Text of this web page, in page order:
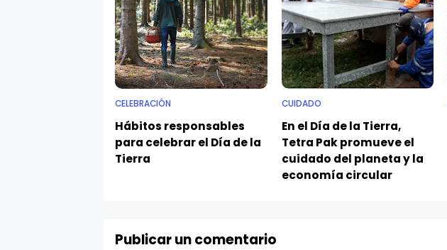
CELEBRACIÓN
Hábitos responsables
para celebrar el Día de la
Tierra
CUIDADO
En el Día de la Tierra,
Tetra Pak promueve el
cuidado del planeta y la
economía circular
Publicar un comentario